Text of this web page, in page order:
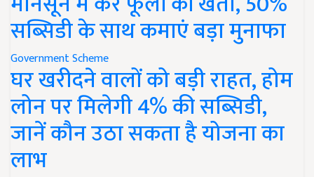
सब्सिडी के साथ कमाएं बड़ा मुनाफा
Government Scheme
घर खरीदने वालों को बड़ी राहत, होम
लोन पर मिलेगी 4% की सब्सिडी,
जानें कौन उठा सकता है योजना का
लाभ